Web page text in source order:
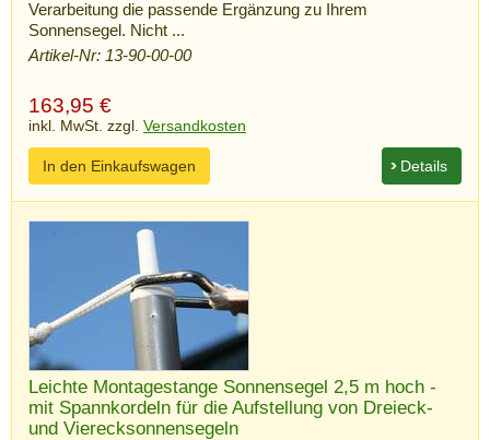
Verarbeitung die passende Ergänzung zu Ihrem
Sonnensegel. Nicht ...
Artikel-Nr: 13-90-00-00
163,95 €
inkl. MwSt. zzgl. Versandkosten
Details
In den Einkaufswagen
Leichte Montagestange Sonnensegel 2,5 m hoch -
mit Spannkordeln für die Aufstellung von Dreieck-
und Vierecksonnensegeln